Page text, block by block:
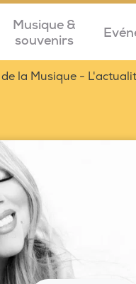
Musique &
souvenirs
la Musique -